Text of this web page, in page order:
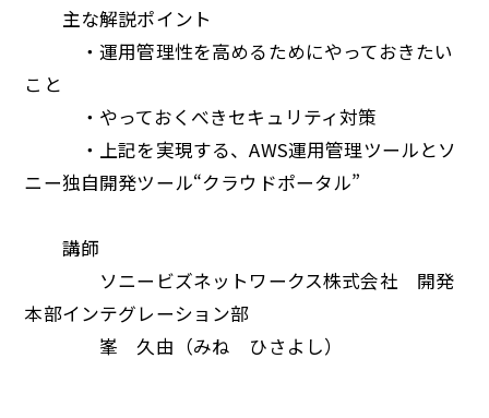
主な解説ポイント
・運用管理性を高めるためにやっておきたい
こと
・やっておくべきセキュリティ対策
・上記を実現する、AWS運用管理ツールとソ
ニー独自開発ツール“クラウドポータル”
講師
ソニービズネットワークス株式会社 開発
本部インテグレーション部
峯 久由（みね ひさよし）